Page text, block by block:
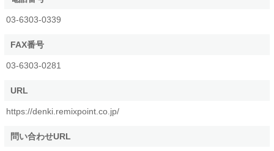
03-6303-0339
FAX番号
03-6303-0281
URL
https://denki.remixpoint.co.jp/
問い合わせURL